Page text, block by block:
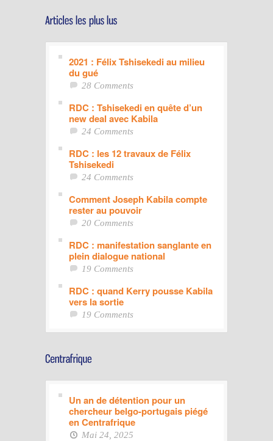
2021 : Félix Tshisekedi au milieu
du gué
28 Comments
RDC : Tshisekedi en quête d’un
new deal avec Kabila
24 Comments
RDC : les 12 travaux de Félix
Tshisekedi
24 Comments
Comment Joseph Kabila compte
rester au pouvoir
20 Comments
RDC : manifestation sanglante en
plein dialogue national
19 Comments
RDC : quand Kerry pousse Kabila
vers la sortie
19 Comments
Un an de détention pour un
chercheur belgo-portugais piégé
en Centrafrique
Mai 24, 2025